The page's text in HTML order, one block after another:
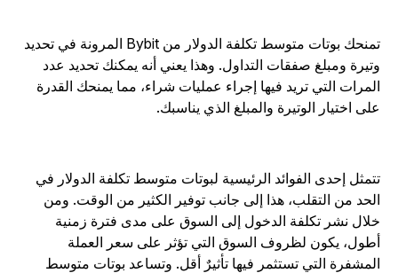
تمنحك بوتات متوسط تكلفة الدولار من Bybit المرونة في تحديد
ومبلغ صفقات التداول. وهذا يعني أنه يمكنك تحديد عدد
التي تريد فيها إجراء عمليات شراء، مما يمنحك القدرة
اختيار الوتيرة والمبلغ الذي يناسبك.
إحدى الفوائد الرئيسية لبوتات متوسط تكلفة الدولار في
من التقلب، هذا إلى جانب توفير الكثير من الوقت. ومن
نشر تكلفة الدخول إلى السوق على مدى فترة زمنية
يكون لظروف السوق التي تؤثر على سعر العملة
التي تستثمر فيها تأثيرٌ أقل. وتساعد بوتات متوسط